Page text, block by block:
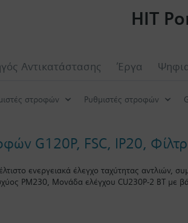
Αντικατάστασης Έργα
HIT
στροφών Ρυθμιστές στροφών
G120P, FSC, IP20,
ενεργειακά έλεγχο ταχύτητας αντλιών,
ΡΜ230, Μονάδα ελέγχου CU230P-2 BT με
kit για το Power Module το συνολικό